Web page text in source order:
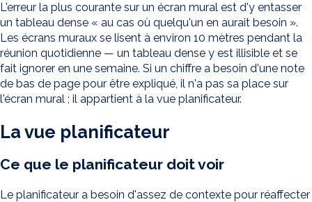
L'erreur la plus courante sur un écran mural est d'y entasser
un tableau dense « au cas où quelqu'un en aurait besoin ».
Les écrans muraux se lisent à environ 10 mètres pendant la
réunion quotidienne — un tableau dense y est illisible et se
fait ignorer en une semaine. Si un chiffre a besoin d'une note
de bas de page pour être expliqué, il n'a pas sa place sur
l'écran mural ; il appartient à la vue planificateur.
La vue planificateur
Ce que le planificateur doit voir
Le planificateur a besoin d'assez de contexte pour réaffecter